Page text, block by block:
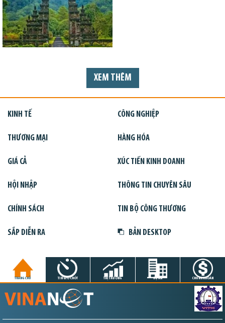
XEM THÊM
KINH TẾ CÔNG NGHIỆP
THƯƠNG MẠI HÀNG HÓA
GIÁ CẢ XÚC TIẾN KINH DOANH
HỘI NHẬP THÔNG TIN CHUYÊN SÂU
CHÍNH SÁCH TIN BỘ CÔNG THƯƠNG
SẮP DIỄN RA BẢN DESKTOP
TRANG CHỦ TIN GIỜ CHÓT THỊ TRƯỜNG DỰ ÁN CHỨNG KHOÁN